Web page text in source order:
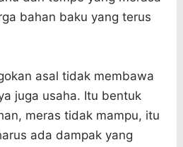
bahan baku yang terus
asal tidak membawa
juga usaha. Itu bentuk
meras tidak mampu, itu
ada dampak yang